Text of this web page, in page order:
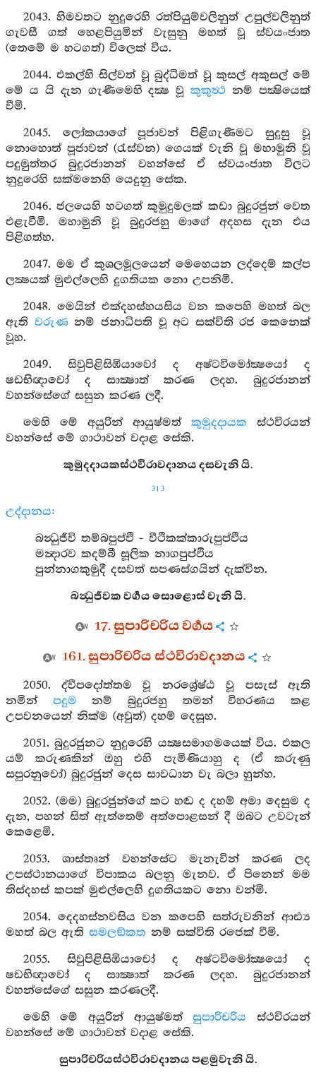
2043. හිමවතට නුදුරෙහි රත්පියුම්වලිනුත් උපුල්වලිනුත්
ගැවසී ගත් හෙළපියුමින් වැසුනු මහත් වූ ස්වයංජාත
(තෙමේ ම හටගත්) විලෙක් විය.
2044. එකල්හි සිල්වත් වූ බුද්ධිමත් වූ කුසල් අකුසල් මේ
මේ ය යි දැන ගැණීමෙහි දක්‍ෂ වූකුකුත්‍ථ නම් පක්‍ෂියෙක්
වීමි.
2045. ලෝකයාගේ පූජාවන් පිළිගැණීමට සුදුසු වූ
නොහොත් පූජාවන් (රැස්වන) ගෙයක් වැනි වූ මහාමුනි වූ
පදුමුත්තර බුදුරජානන් වහන්සේ ඒ ස්වයංජාත විලට
නුදුරෙහි සක්මනෙහි යෙදුනු සේක.
2046. ජලයෙහි හටගත් කුමුදුමලක් කඩා බුදුරජුන් වෙත
එළැවීමි. මහාමුනි වූ බුදුරජහු මාගේ අදහස දැන එය
පිළිගත්හ.
2047. මම ඒ කුශලමූලයෙන් මෙහෙයන ලද්දෙම් කල්ප
ලක්‍ෂයක් මුළුල්ලෙහි දුගතියක නො උපනිමි.
2048. මෙයින් එක්දහස්හයසිය වන කපෙහි මහත් බල
ඇති වරුණ නම් ජනාධිපති වූ අට සක්විති රජ කෙනෙක්
වූහ.
2049. සිවුපිළිසිඹියාවෝ ද අෂ්ටවිමෝක්‍ෂයෝ ද
ෂඩභිඥාවෝ ද සාක්‍ෂාත් කරණ ලදහ. බුදුරජානන්
වහන්සේගේ සසුන කරණ ලදී.
මෙහි මේ අයුරින් ආයුෂ්මත් කුමුදදායක ස්ථවිරයන්
වහන්සේ මේ ගාථාවන් වදාළ සේකි.
කුමුදදායකස්ථවිරාවදානය දසවැනි යි.
313
උද්දානය:
බන්‍ධුජීවි තම්බපුප්ඵි - වීථිකක්කාරුපුප්ඵිය
මන්‍දාරව කදම්බී සූලික නාගපුප්ඵිය
පුන්නාගකුමුදී දසවත් සපණස්ගයින් දැක්වින.
බන්‍ධුජීවක වර්‍ගය සොළොස් වැනි යි.
17. සුපාරිචරිය වර්‍ගය
161. සුපාරිචරිය ස්ථවිරාවදානය
2050. ද්වීපදෝත්තම වූ නරශ්‍රේෂ්ඨ වූ පසැස් ඇති
නමින් පදුම නම් බුදුරජහු තමන් විහරණය කළ
උපවනයෙන් නික්ම (අවුත්) දහම් දෙසූහ.
2051. බුදුරජුනට නුදුරෙහි යක්‍ෂසමාගමයෙක් විය. එකල
යම් කරුණකින් ඔහු එහි පැමිණියාහු ද (ඒ කරුණු
සපුරනුවෝ) බුදුරජුන් දෙස සාවධාන වැ බලා හුන්හ.
2052. (මම) බුදුරජුන්ගේ කට හඬ ද දහම් අමා දෙසුම ද
දැන, පහන් සිත් ඇත්තෙම් අත්පොළසන් දී ඔබට උවටැන්
කෙළෙමි.
2053. ශාස්තෘන් වහන්සේට මැනැවින් කරණ ලද
උපස්ථානයාගේ විපාකය බලනු මැනව. ඒ පිනෙන් මම
තිස්දහස් කපක් මුළුල්ලෙහි දුගතියකට නො වන්මි.
2054. දෙදහස්නවසිය වන කපෙහි සත්රුවනින් ආඪ්‍ය
මහත් බල ඇති සමලඞ්කත නම් සක්විති රජෙක් වීමි.
2055. සිවුපිළිසිඹියාවෝ ද අෂ්ටවිමෝක්‍ෂයෝ ද
ෂඩභිඥාවෝ ද සාක්‍ෂාත් කරණ ලදහ. බුදුරජානන්
වහන්සේගේ සසුන කරණලදී.
මෙහි මේ අයුරින් ආයුෂ්මත්සුපාරිචරිය ස්ථවිරයන්
වහන්සේ මේ ගාථාවන් වදාළ සේකි.
සුපාරිචරියස්ථවිරාවදානය පළමුවැනි යි.